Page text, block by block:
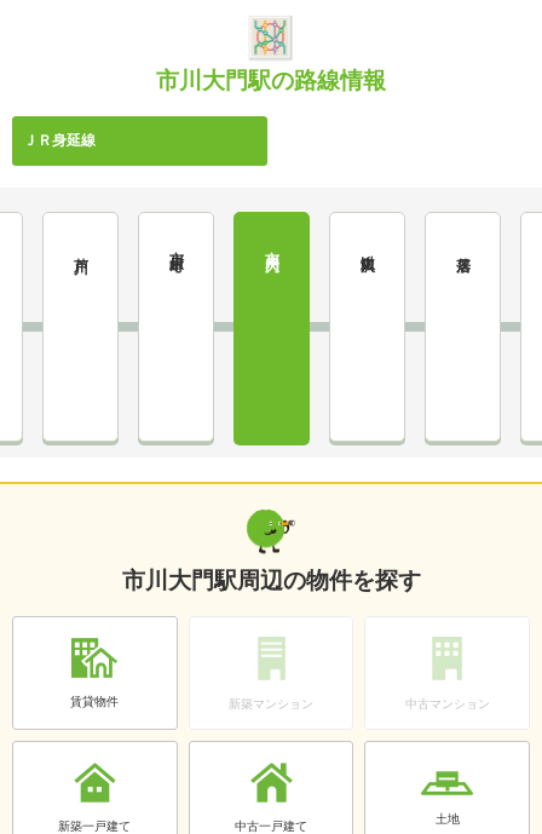
市川大門駅の路線情報
ＪＲ身延線
市川大門駅周辺の物件を探す
賃貸物件 新築マンション 中古マンション
新築一戸建て 中古一戸建て
土地